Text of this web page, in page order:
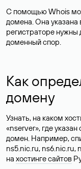
С помощью Whois
домена. Она указана
регистраторе нужны
доменный спор.
Как
домену
Узнать, на каком
«nserver», где
домен. Например,
ns5.nic.ru, ns6.nic.ru,
на хостинге сайтов